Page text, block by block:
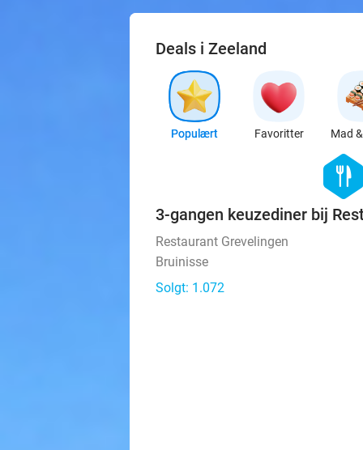
Deals i Zeeland
Populært Favoritter Mad
hexagon
food
3-gangen keuzediner bij
Restaurant Grevelingen
Bruinisse
Solgt: 1.072